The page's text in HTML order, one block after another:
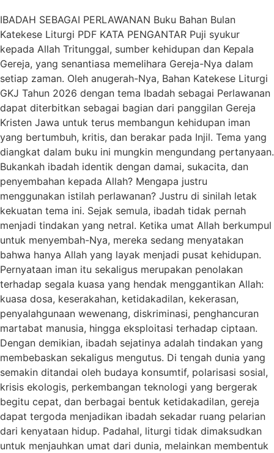
IBADAH SEBAGAI PERLAWANAN Buku Bahan Bulan
Katekese Liturgi PDF KATA PENGANTAR Puji syukur
kepada Allah Tritunggal, sumber kehidupan dan Kepala
Gereja, yang senantiasa memelihara Gereja-Nya dalam
setiap zaman. Oleh anugerah-Nya, Bahan Katekese Liturgi
GKJ Tahun 2026 dengan tema Ibadah sebagai Perlawanan
dapat diterbitkan sebagai bagian dari panggilan Gereja
Kristen Jawa untuk terus membangun kehidupan iman
yang bertumbuh, kritis, dan berakar pada Injil. Tema yang
diangkat dalam buku ini mungkin mengundang pertanyaan.
Bukankah ibadah identik dengan damai, sukacita, dan
penyembahan kepada Allah? Mengapa justru
menggunakan istilah perlawanan? Justru di sinilah letak
kekuatan tema ini. Sejak semula, ibadah tidak pernah
menjadi tindakan yang netral. Ketika umat Allah berkumpul
untuk menyembah-Nya, mereka sedang menyatakan
bahwa hanya Allah yang layak menjadi pusat kehidupan.
Pernyataan iman itu sekaligus merupakan penolakan
terhadap segala kuasa yang hendak menggantikan Allah:
kuasa dosa, keserakahan, ketidakadilan, kekerasan,
penyalahgunaan wewenang, diskriminasi, penghancuran
martabat manusia, hingga eksploitasi terhadap ciptaan.
Dengan demikian, ibadah sejatinya adalah tindakan yang
membebaskan sekaligus mengutus. Di tengah dunia yang
semakin ditandai oleh budaya konsumtif, polarisasi sosial,
krisis ekologis, perkembangan teknologi yang bergerak
begitu cepat, dan berbagai bentuk ketidakadilan, gereja
dapat tergoda menjadikan ibadah sekadar ruang pelarian
dari kenyataan hidup. Padahal, liturgi tidak dimaksudkan
untuk menjauhkan umat dari dunia, melainkan membentuk